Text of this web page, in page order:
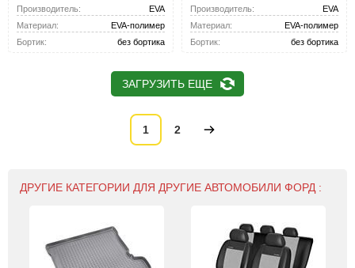
Производитель:
EVA
Материал:
EVA-полимер
Бортик:
без бортика
Производитель:
EVA
Материал:
EVA-полимер
Бортик:
без бортика
ЗАГРУЗИТЬ ЕЩЕ
1 2
ДРУГИЕ КАТЕГОРИИ ДЛЯ ДРУГИЕ АВТОМОБИЛИ ФОРД :